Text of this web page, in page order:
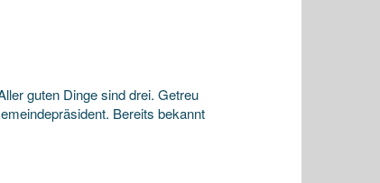
guten Dinge sind drei. Getreu
Bereits bekannt